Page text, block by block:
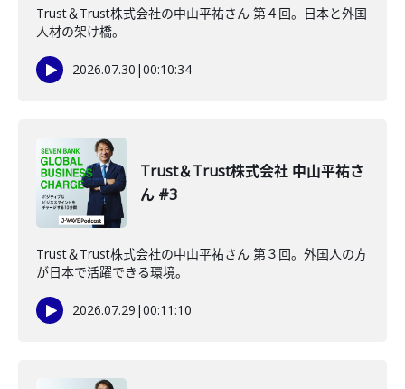
Trust＆Trust株式会社の中山平祐さん 第４回。日本と外国
人材の架け橋。
2026.07.30 |00:10:34
Trust＆Trust株式会社 中山平祐さ
ん #3
Trust＆Trust株式会社の中山平祐さん 第３回。外国人の方
が日本で活躍できる環境。
2026.07.29 |00:11:10